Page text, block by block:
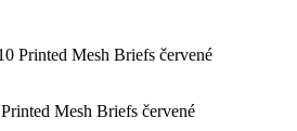
Mesh Briefs červené